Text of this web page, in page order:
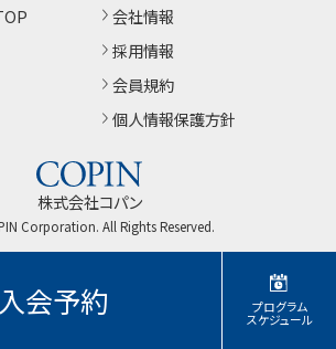
会社情報
採用情報
会員規約
個人情報保護方針
株式会社コパン
Corporation. All Rights Reserved.
入会予約
プログラム
スケジュール